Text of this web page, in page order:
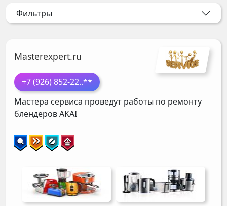
Фильтры
Masterexpert.ru
+7 (926) 852-22..**
Мастера сервиса проведут работы по ремонту
блендеровAKAI